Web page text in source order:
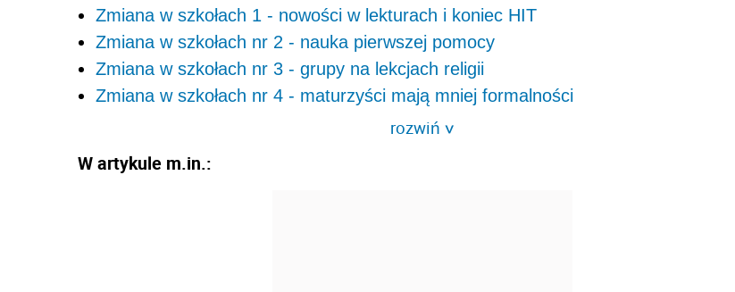
Zmiana w szkołach 1 - nowości w lekturach i koniec HIT
Zmiana w szkołach nr 2 - nauka pierwszej pomocy
Zmiana w szkołach nr 3 - grupy na lekcjach religii
Zmiana w szkołach nr 4 - maturzyści mają mniej formalności
rozwiń>
W artykule m.in.: